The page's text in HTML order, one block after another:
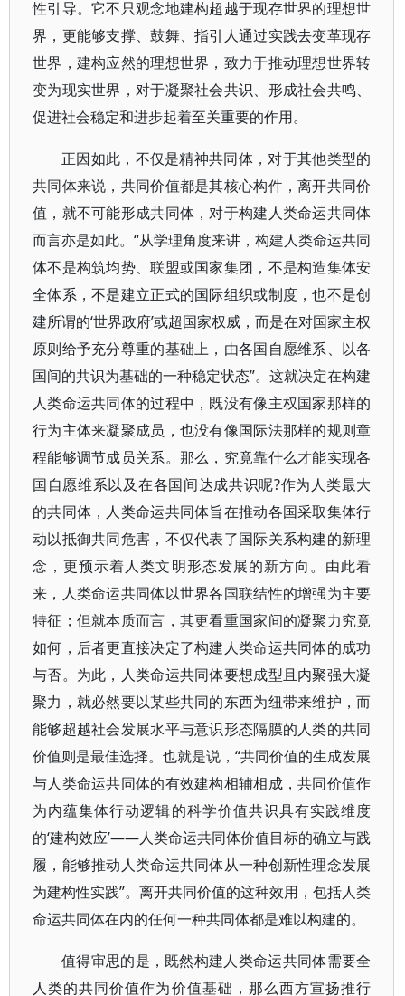
性引导。它不只观念地建构超越于现存世界的理想世
界，更能够支撑、鼓舞、指引人通过实践去变革现存
世界，建构应然的理想世界，致力于推动理想世界转
变为现实世界，对于凝聚社会共识、形成社会共鸣、
促进社会稳定和进步起着至关重要的作用。
正因如此，不仅是精神共同体，对于其他类型的
共同体来说，共同价值都是其核心构件，离开共同价
值，就不可能形成共同体，对于构建人类命运共同体
而言亦是如此。“从学理角度来讲，构建人类命运共同
体不是构筑均势、联盟或国家集团，不是构造集体安
全体系，不是建立正式的国际组织或制度，也不是创
建所谓的‘世界政府’或超国家权威，而是在对国家主权
原则给予充分尊重的基础上，由各国自愿维系、以各
国间的共识为基础的一种稳定状态”。这就决定在构建
人类命运共同体的过程中，既没有像主权国家那样的
行为主体来凝聚成员，也没有像国际法那样的规则章
程能够调节成员关系。那么，究竟靠什么才能实现各
国自愿维系以及在各国间达成共识呢?作为人类最大
的共同体，人类命运共同体旨在推动各国采取集体行
动以抵御共同危害，不仅代表了国际关系构建的新理
念，更预示着人类文明形态发展的新方向。由此看
来，人类命运共同体以世界各国联结性的增强为主要
特征；但就本质而言，其更看重国家间的凝聚力究竟
如何，后者更直接决定了构建人类命运共同体的成功
与否。为此，人类命运共同体要想成型且内聚强大凝
聚力，就必然要以某些共同的东西为纽带来维护，而
能够超越社会发展水平与意识形态隔膜的人类的共同
价值则是最佳选择。也就是说，“共同价值的生成发展
与人类命运共同体的有效建构相辅相成，共同价值作
为内蕴集体行动逻辑的科学价值共识具有实践维度
的‘建构效应’——人类命运共同体价值目标的确立与践
履，能够推动人类命运共同体从一种创新性理念发展
为建构性实践”。离开共同价值的这种效用，包括人类
命运共同体在内的任何一种共同体都是难以构建的。
值得审思的是，既然构建人类命运共同体需要全
人类的共同价值作为价值基础，那么西方宣扬推行